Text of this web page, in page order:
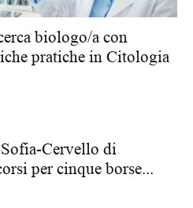
biologo/a con
pratiche in Citologia
Cervello di
per cinque borse...